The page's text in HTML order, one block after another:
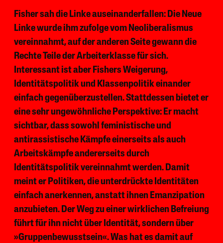
Fisher sah die Linke auseinanderfallen: Die Neue
Linke wurde ihm zufolge vom Neoliberalismus
vereinnahmt, auf der anderen Seite gewann die
Rechte Teile der Arbeiterklasse für sich.
Interessant ist aber Fishers Weigerung,
Identitätspolitik und Klassenpolitik einander
einfach gegenüberzustellen. Stattdessen bietet er
eine sehr ungewöhnliche Perspektive: Er macht
sichtbar, dass sowohl feministische und
antirassistische Kämpfe einerseits als auch
Arbeitskämpfe andererseits durch
Identitätspolitik vereinnahmt werden. Damit
meint er Politiken, die unterdrückte Identitäten
einfach anerkennen, anstatt ihnen Emanzipation
anzubieten. Der Weg zu einer wirklichen Befreiung
führt für ihn nicht über Identität, sondern über
»Gruppenbewusstsein«. Was hat es damit auf